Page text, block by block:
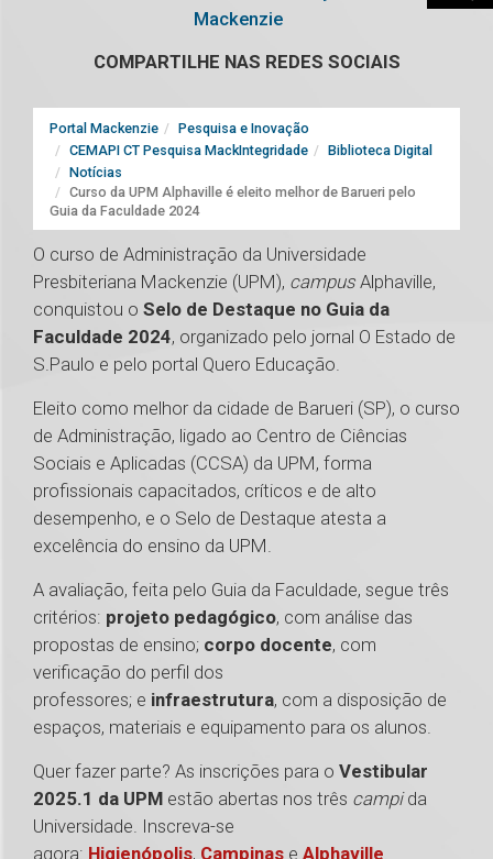
Mackenzie
COMPARTILHE NAS REDES SOCIAIS
Portal Mackenzie
Pesquisa e Inovação
CEMAPI CT Pesquisa MackIntegridade
Biblioteca Digital
Notícias
Curso da UPM Alphaville é eleito melhor de Barueri pelo
Guia da Faculdade 2024
O curso de Administração da Universidade
Presbiteriana Mackenzie (UPM), campus Alphaville,
conquistou o Selo de Destaque no Guia da
Faculdade 2024, organizado pelo jornal O Estado de
S.Paulo e pelo portal Quero Educação.
Eleito como melhor da cidade de Barueri (SP), o curso
de Administração, ligado ao Centro de Ciências
Sociais e Aplicadas (CCSA) da UPM, forma
profissionais capacitados, críticos e de alto
desempenho, e o Selo de Destaque atesta a
excelência do ensino da UPM.
A avaliação, feita pelo Guia da Faculdade, segue três
critérios: projeto pedagógico, com análise das
propostas de ensino; corpo docente, com
verificação do perfil dos
professores; e infraestrutura, com a disposição de
espaços, materiais e equipamento para os alunos.
Quer fazer parte? As inscrições para o Vestibular
2025.1 da UPM estão abertas nos três campida
Universidade. Inscreva-se
agora: Higienópolis, Campinas e Alphaville.